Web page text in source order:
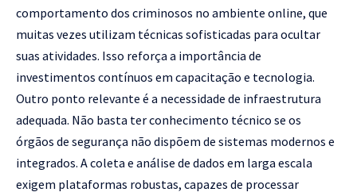
comportamento dos criminosos no ambiente online, que
muitas vezes utilizam técnicas sofisticadas para ocultar
suas atividades. Isso reforça a importância de
investimentos contínuos em capacitação e tecnologia.
Outro ponto relevante é a necessidade de infraestrutura
adequada. Não basta ter conhecimento técnico se os
órgãos de segurança não dispõem de sistemas modernos e
integrados. A coleta e análise de dados em larga escala
exigem plataformas robustas, capazes de processar